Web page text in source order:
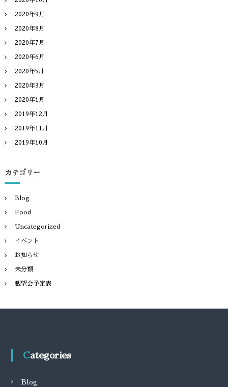
2020年9月
2020年8月
2020年7月
2020年6月
2020年5月
2020年3月
2020年1月
2019年12月
2019年11月
2019年10月
カテゴリー
Blog
Food
Uncategorized
イベント
お知らせ
未分類
観望会予定表
Categories
Blog